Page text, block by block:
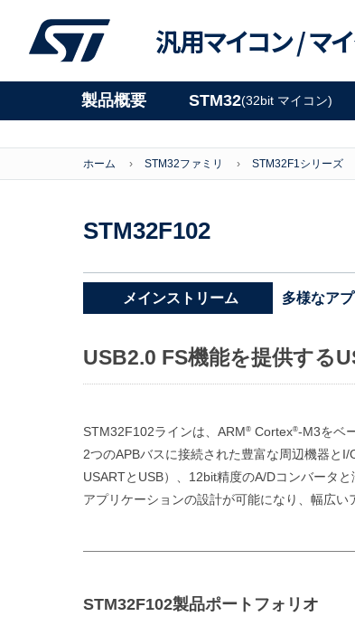
汎用マイコン /マ
製品概要 STM32(32bit マイコン)
ホーム STM32ファミリ STM32F1シリーズ
STM32F102
メインストリーム 多様なア
USB2.0 FS機能を提供する
STM32F102ラインは、ARM® Cortex®-M3をベ
2つのAPBバスに接続された豊富な周辺機器と
USARTとUSB）、12bit精度のA/Dコンバータ
アプリケーションの設計が可能になり、幅広い
STM32F102製品ポートフォリオ